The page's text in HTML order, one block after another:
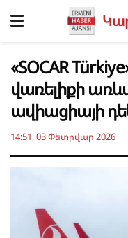
«SOCAR
վառելիքի
ավիացիայի
14:51, 03 Փետրվար 2026